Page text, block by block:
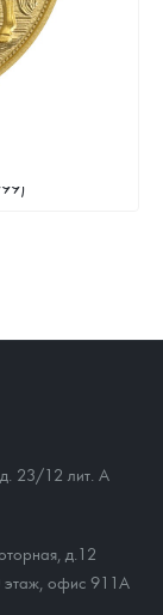
23/12 лит. А
д.12
этаж, офис 911А